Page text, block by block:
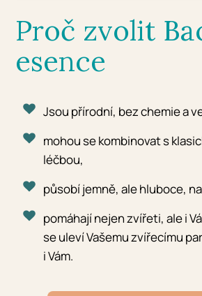
Proč zvolit
esence
Jsou přírodní, bez chemie a
mohou se kombinovat s
léčbou,
působí jemně, ale hluboce,
pomáhají nejen zvířeti, ale i
se uleví Vašemu zvířecímu
i Vám.